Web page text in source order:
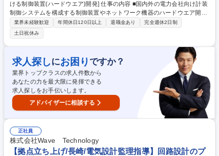
ける制御装置(ハードウエア)開発] 仕事の内容 ■国内外の電力会社向け計装
制御システムを構成する制御装置やネットワーク機器のハードウエア開発
を担当頂きます。≪具体的には≫ ・電力会社向け計装制御装置の海外安全
規格適用・取得の開発作業 （要件定義/詳細設計/回路設計/基板設計/試
験）・プロセッサ組込み技術、通信インターフェース技術、EMC設計技術
などを身に着けて活躍できます。FPGAを活用した大規模回路設計技術な
ども身に着けて活躍できます。・社内各システム設計部署が主要ユーザと
なり、開発要件調整・問合せ対応や、開発では、各研究所と連携して要素
技術検討を実施しています。・開発完了後は電力会社向け計装制御システ
ムに適用され、長期保守を実施 募集職種 [神戸/電力会社向け監視制御シス
テムにおける制御装置(ハードウエア)開発]
業界未経験歓迎 年間休日120日以上 退職金あり
完全週休2日制
土日祝休み
求人探しにお困り ですか？
業界トップクラスの求人件数から
あなたの力を最大限に発揮できる
求人探しをお手伝いします。
アドバイザーに相談する
正社員
株式会社Wave Technology
【拠点立ち上げ/長崎/電気設計監理指導】回路設計のプ